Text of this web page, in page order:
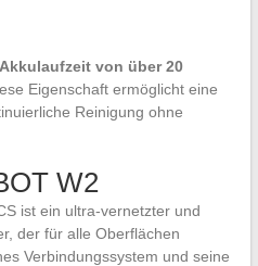
Akkulaufzeit von über 20
Eigenschaft ermöglicht eine
Reinigung ohne
W2
ist ein ultra-vernetzter und
der für alle Oberflächen
Verbindungssystem und seine